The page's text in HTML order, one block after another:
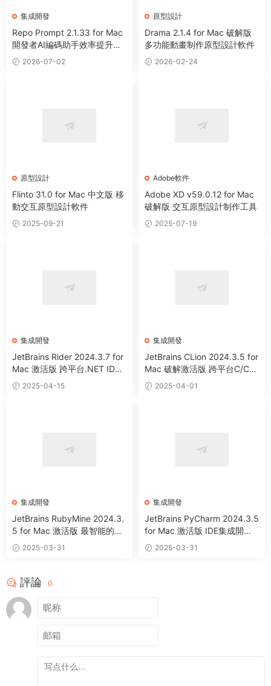
集成開發
Repo Prompt 2.1.33 for Mac
開發者AI編碼助手效率提升工
具 2026-07-02
原型設計
Drama 2.1.4 for Mac 破解版
多功能動畫制作原型設計軟件
2026-02-24
原型設計
Flinto 31.0 for Mac 中文版 移
動交互原型設計軟件
2025-09-21
Adobe軟件
Adobe XD v59.0.12 for Mac
破解版 交互原型設計制作工具
2025-07-19
集成開發
JetBrains Rider 2024.3.7 for
Mac 激活版 跨平台.NET IDE
集成開發工具 (Intel+Apple Sil
icon)
2025-04-15
集成開發
JetBrains CLion 2024.3.5 for
Mac 破解激活版 跨平台C/C+
+IDE集成開發工具 (Intel+App
le Silicon)
2025-04-01
集成開發
JetBrains RubyMine 2024.3.
5 for Mac 激活版 最智能的Ru
by與Rails集成開發工具 (Intel
+Apple Silicon)
2025-03-31
集成開發
JetBrains PyCharm 2024.3.5
for Mac 激活版 IDE集成開發
環境工具 (Intel+Apple Silico
n)
2025-03-31
評論 0